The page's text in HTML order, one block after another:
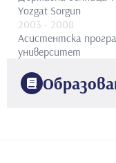
Yozgat Sorgun
2003 - 2008
Асистентска
университет